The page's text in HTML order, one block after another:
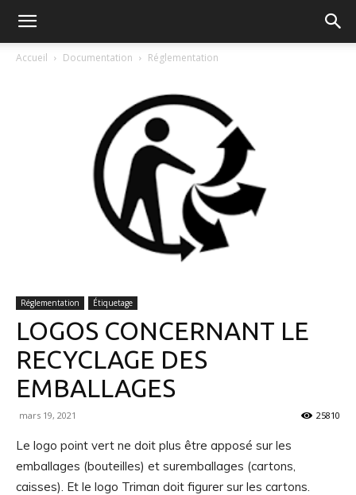
FGVB
Accueil Documentation Réglementation
Réglementation Étiquetage
LOGOS CONCERNANT LE
RECYCLAGE DES
EMBALLAGES
mars 19, 2021 25810
Le logo point vert ne doit plus être apposé sur les
emballages (bouteilles) et suremballages (cartons,
caisses). Et le logo Triman doit figurer sur les cartons.